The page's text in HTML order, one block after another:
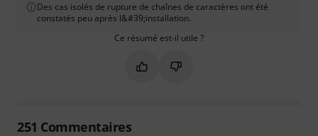
Des cas isolés de rupture de chaînes de caractères ont été
constatés peu après l&#39;installation.
Ce résumé est-il utile ?
Marquer ce résumé comme utile
Marquer ce résumé comme
251 Commentaires